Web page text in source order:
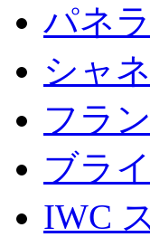
パネ
シャ
フラ
ブラ
IWC